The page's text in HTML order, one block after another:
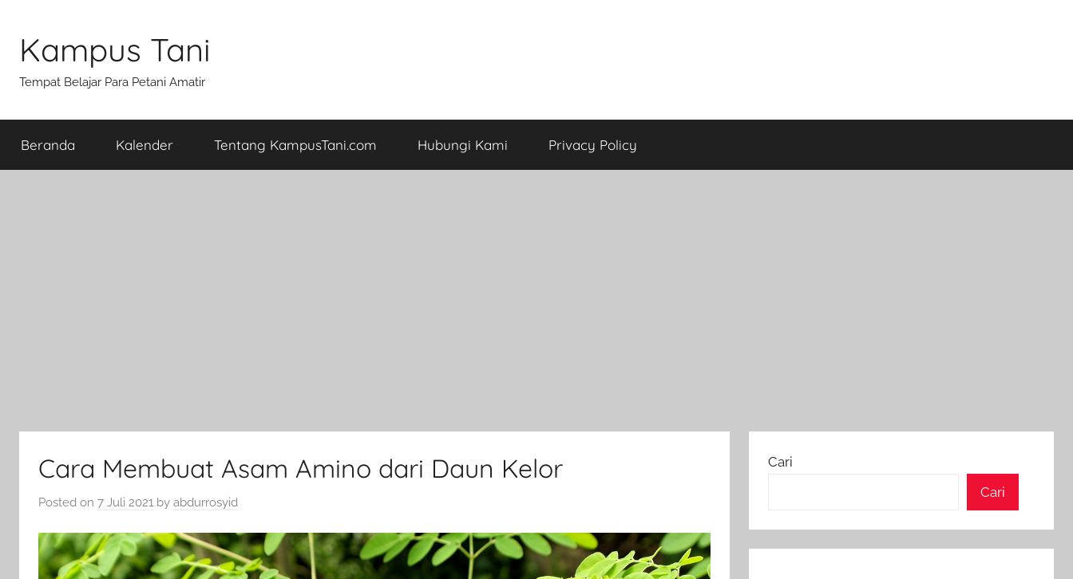
content
Kampus Tani
Tempat Belajar Para Petani Amatir
Beranda Kalender Tentang KampusTani.com Hubungi Kami Privacy Policy
Cara Membuat Asam Amino dari Daun Kelor
Posted on 7 Juli 2021 by abdurrosyid
Cari
Cari